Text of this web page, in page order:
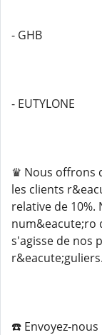
- GHB
- EUTYLONE
♛ Nous offrons
les clients
relative de
num&eacute;ro
s'agisse de nos
r&eacute;guliers.
☎️ Envoyez-nous